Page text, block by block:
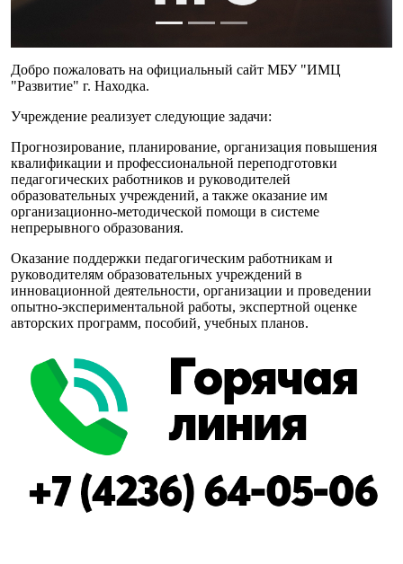
Добро пожаловать на официальный сайт МБУ "ИМЦ
"Развитие" г. Находка.
Учреждение реализует следующие задачи:
Прогнозирование, планирование, организация повышения
квалификации и профессиональной переподготовки
педагогических работников и руководителей
образовательных учреждений, а также оказание им
организационно-методической помощи в системе
непрерывного образования.
Оказание поддержки педагогическим работникам и
руководителям образовательных учреждений в
инновационной деятельности, организации и проведении
опытно-экспериментальной работы, экспертной оценке
авторских программ, пособий, учебных планов.